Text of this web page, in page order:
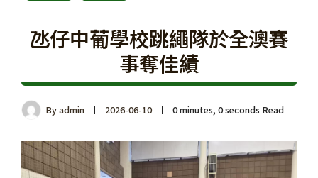
氹仔中葡學校跳繩隊於全澳賽
事奪佳績
Byadmin 2026-06-10 0 minutes, 0 seconds Read